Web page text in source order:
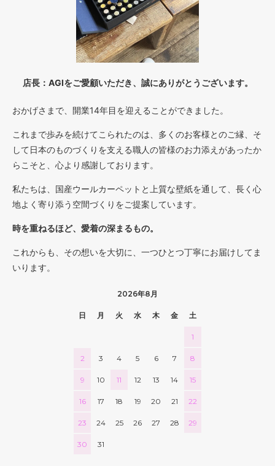
店長：AGIをご愛顧いただき、誠にありがとうございます。
おかげさまで、開業14年目を迎えることができました。
これまで歩みを続けてこられたのは、多くのお客様とのご縁、そ
して日本のものづくりを支える職人の皆様のお力添えがあったか
らこそと、心より感謝しております。
私たちは、国産ウールカーペットと上質な壁紙を通して、長く心
地よく寄り添う空間づくりをご提案しています。
時を重ねるほど、愛着の深まるもの。
これからも、その想いを大切に、一つひとつ丁寧にお届けしてま
いります。
2026年8月
日 月 火 水 木 金 土
1
2 3 4 5 6 7 8
9 10 11 12 13 14 15
16 17 18 19 20 21 22
23 24 25 26 27 28 29
30 31